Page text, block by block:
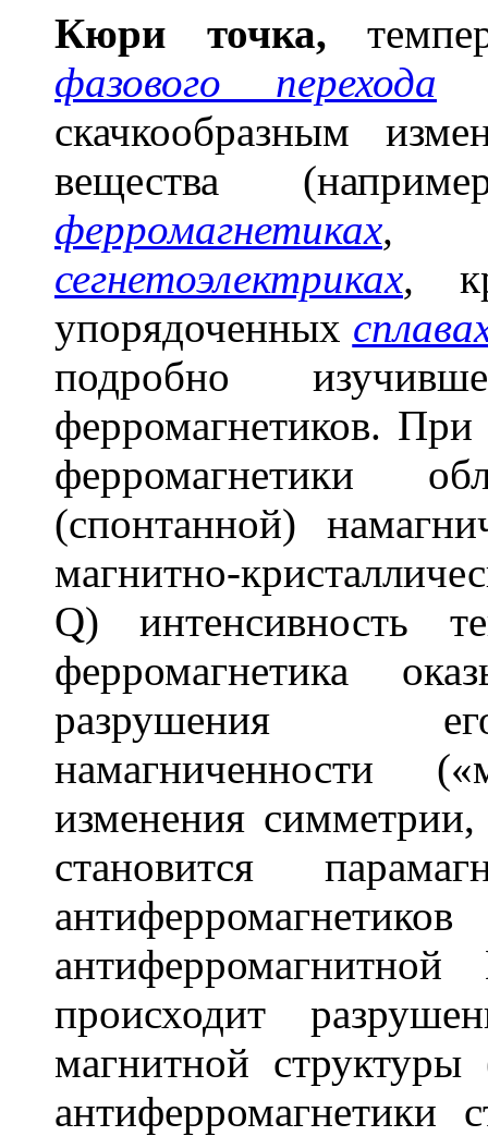
Кюри точка,
фазового перехода
скачкообразным
вещества
ферромагнетиках,
сегнетоэлектриках,
упорядоченных
подробно
ферромагнетиков.
ферромагнетики
(спонтанной)
магнитно-
Q) интенсивность
ферромагнетика
разрушения
намагниченности
изменения симметрии,
становится
происходит
магнитной
антиферромагнетики